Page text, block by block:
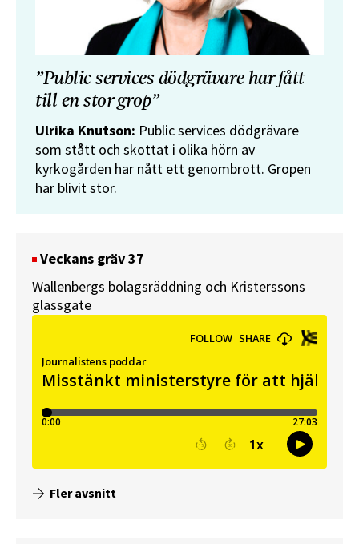
”Public services dödgrävare har fått
till en stor grop”
Ulrika Knutson: Public services dödgrävare
som stått och skottat i olika hörn av
kyrkogården har nått ett genombrott. Gropen
har blivit stor.
Veckans gräv 37
Wallenbergs bolagsräddning och Kristerssons
glassgate
Fler avsnitt